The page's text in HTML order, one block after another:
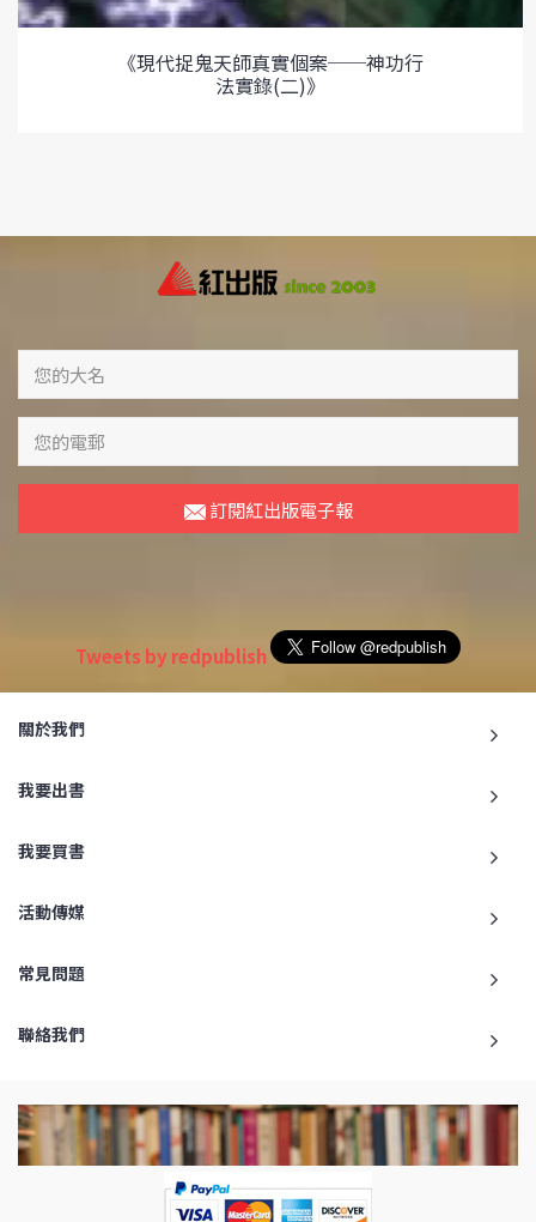
《現代捉鬼天師真實個案──神功行
法實錄(二)》
訂閱紅出版電子報
Tweets by redpublish
關於我們
我要出書
我要買書
活動傳媒
常見問題
聯絡我們